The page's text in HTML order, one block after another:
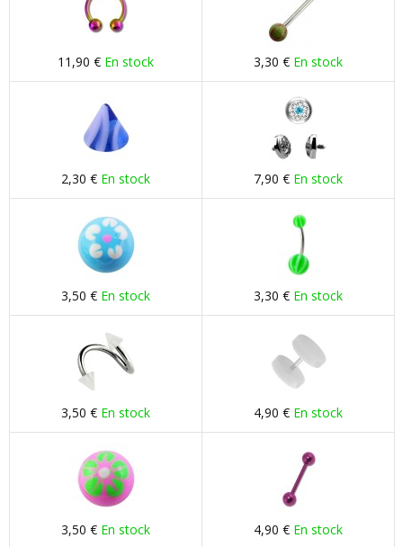
11,90 € En stock 3,30 € En stock
2,30 € En stock 7,90 € En stock
3,50 € En stock 3,30 € En stock
3,50 € En stock 4,90 € En stock
3,50 € En stock 4,90 € En stock